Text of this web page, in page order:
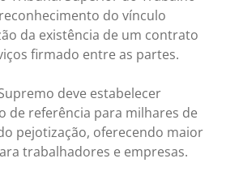
do vínculo
da existência de um contrato
firmado entre as partes.
deve estabelecer
de referência para milhares de
pejotização, oferecendo maior
trabalhadores e empresas.